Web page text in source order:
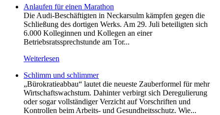
Anlaufen für einen Marathon
Die Audi-Beschäftigten in Neckarsulm kämpfen gegen die
Schließung des dortigen Werks. Am 29. Juli beteiligten sich
6.000 Kolleginnen und Kollegen an einer
Betriebsratssprechstunde am Tor...
Weiterlesen
Schlimm und schlimmer
„Bürokratieabbau“ lautet die neueste Zauberformel für mehr
Wirtschaftswachstum. Dahinter verbirgt sich Deregulierung
oder sogar vollständiger Verzicht auf Vorschriften und
Kontrollen beim Arbeits- und Gesundheitsschutz. Wie...